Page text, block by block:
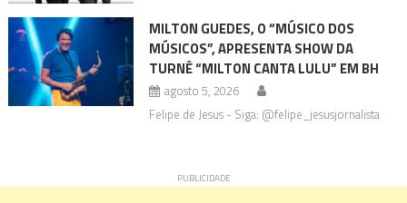
MILTON GUEDES, O “MÚSICO DOS
MÚSICOS”, APRESENTA SHOW DA
TURNÊ “MILTON CANTA LULU” EM BH
agosto 5, 2026
Felipe de Jesus - Siga: @felipe_jesusjornalista